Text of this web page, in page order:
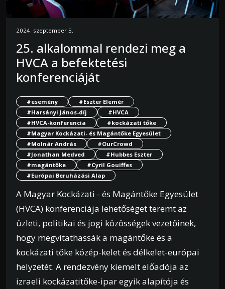
2024. szeptember 5.
25. alkalommal rendezi meg a
HVCA a befektetési
konferenciáját
#esemény
#Eszter Elemér
#Harsányi János-díj
#HVCA
#HVCA-konferencia
#kockázati tőke
#Magyar Kockázati- és Magántőke Egyesület
#Molnár András
#OurCrowd
#Jonathan Medved
#Hubbes Eszter
#magántőke
#Cyril Gouiffes
#Európai Beruházási Alap
A Magyar Kockázati - és Magántőke Egyesület
(HVCA) konferenciája lehetőséget teremt az
üzleti, politikai és jogi közösségek vezetőinek,
hogy megvitathassák a magántőke és a
kockázati tőke közép-kelet és délkelet-európai
helyzetét. A rendezvény kiemelt előadója az
izraeli kockázatitőke-ipar egyik alapítója és